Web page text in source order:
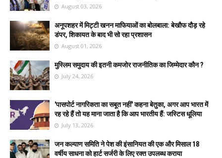
August 03, 2026
अनूपशहर में मिट्टी खनन माफियाओं का बोलबाला: बेखौफ दौड़ रहे
डंपर, शिकायत के बाद भी सो रहा प्रशासन
August 01, 2026
मुस्लिम समुदाय की इतनी कमजोर राजनीतिक का जिम्मेदार कौन ?
July 24, 2026
'पासपोर्ट नागरिकता का सबूत नहीं' कहना बेतुका, अगर आप भारत में
रह रहे हैं तो यह माना जाता है कि आप भारतीय हैं: जस्टिस धूलिया
July 13, 2026
जन कल्याण समिति ने पेश की इंसानियत की एक और मिसाल 18
वर्षीय साधना को हार्ट सर्जरी के लिए रक्त उपलब्ध कराया